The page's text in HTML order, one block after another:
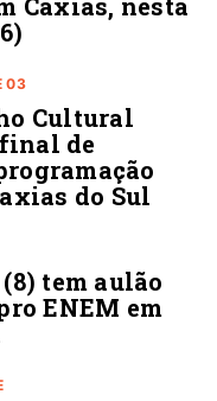
03
Cultural
de
do Sul
tem aulão
ENEM em